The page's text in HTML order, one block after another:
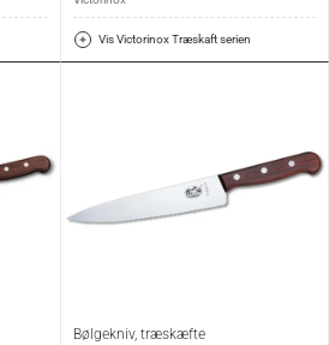
Vis Victorinox Træskaft serien
Bølgekniv, træskæfte